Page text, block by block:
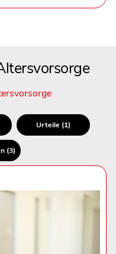
Urteile (1)
(3)